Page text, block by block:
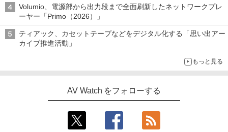
Volumio、電源部から出力段まで全面刷新したネットワークプレ
ーヤー「Primo（2026）」
ティアック、カセットテープなどをデジタル化する「思い出アー
カイブ推進活動」
もっと見る
AV Watch をフォローする